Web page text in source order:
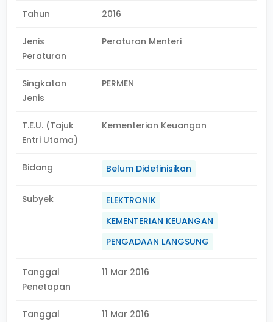
Tahun 2016
Jenis
Peraturan
Peraturan Menteri
Singkatan
Jenis
PERMEN
T.E.U. (Tajuk
Entri Utama)
Kementerian Keuangan
Bidang Belum Didefinisikan
Subyek
ELEKTRONIK
KEMENTERIAN KEUANGAN
PENGADAAN LANGSUNG
Tanggal
Penetapan
11 Mar 2016
Tanggal
11 Mar 2016